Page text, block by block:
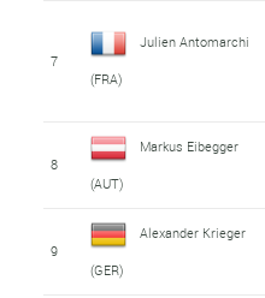
7
Julien Antomarchi
(FRA)
8
Markus Eibegger
(AUT)
9
Alexander Krieger
(GER)